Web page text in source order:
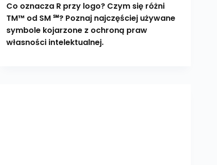
Co oznacza R przy logo? Czym się różni
TM™ od SM ℠? Poznaj najczęściej używane
symbole kojarzone z ochroną praw
własności intelektualnej.